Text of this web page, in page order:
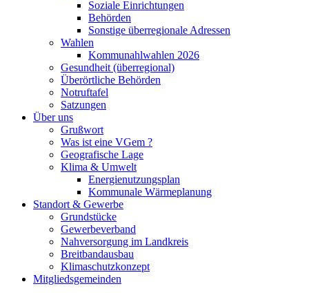
Soziale Einrichtungen
Behörden
Sonstige überregionale Adressen
Wahlen
Kommunahlwahlen 2026
Gesundheit (überregional)
Überörtliche Behörden
Notruftafel
Satzungen
Über uns
Grußwort
Was ist eine VGem ?
Geografische Lage
Klima & Umwelt
Energienutzungsplan
Kommunale Wärmeplanung
Standort & Gewerbe
Grundstücke
Gewerbeverband
Nahversorgung im Landkreis
Breitbandausbau
Klimaschutzkonzept
Mitgliedsgemeinden